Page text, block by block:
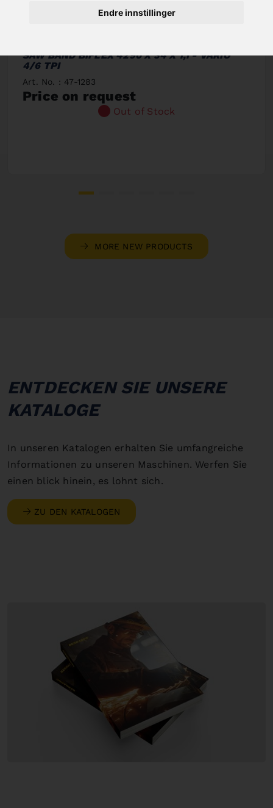
Endre innstillinger
SAW BAND BIFLEX 4290 X 34 X 1,1 - VARIO
4/6 TPI
Art. No. : 47-1283
Price on request
Out of Stock
MORE NEW PRODUCTS
ENTDECKEN SIE UNSERE
KATALOGE
In unseren Katalogen erhalten Sie umfangreiche
Informationen zu unseren Maschinen. Werfen Sie
einen blick hinein, es lohnt sich.
ZU DEN KATALOGEN